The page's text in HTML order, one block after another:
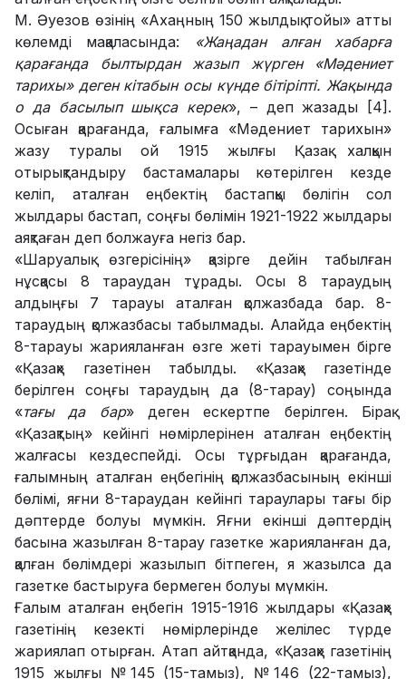
М. Әуезов өзінің «Ахаңның 150 жылдық тойы» атты
көлемді мақаласында:
«Жаңадан алған хабарға
қарағанда былтырдан жазып жүрген «Мәдениет
тарихы» деген кітабын осы күнде бітіріпті. Жақында
о да басылып шық­са керек», – деп жазады [4].
Осыған қарағанда, ғалымға «Мәдениет тарихын»
жазу туралы ой 1915 жылғы Қазақ халқын
отырықтандыру бастамалары көтерілген кезде
келіп, аталған еңбектің бастапқы бөлігін сол
жылдары бастап, соңғы бөлімін 1921-1922 жылдары
аяқтаған деп болжауға негіз бар.
«Шаруалық өзгерісінің» қазірге дейін табылған
нұсқасы 8 тараудан тұрады. Осы 8 тараудың
алдыңғы 7 тарауы аталған қолжазбада бар. 8-
тараудың қолжазбасы табылмады. Алайда еңбектің
8-тарауы жарияланған өзге жеті тарауымен бірге
«Қазақ» газетінен табылды. «Қазақ» газетінде
берілген соңғы тараудың да (8-тарау) соңында
«тағы да бар» деген ескертпе берілген. Бірақ
«Қазақтың» кейінгі нөмірлерінен аталған еңбектің
жалғасы кездеспейді. Осы тұрғыдан қарағанда,
ғалымның аталған еңбегінің қолжазбасының екінші
бөлімі, яғни 8-тараудан кейінгі тараулары тағы бір
дәптерде болуы мүмкін. Яғни екінші дәптердің
басына жазылған 8-тарау газетке жарияланған да,
қалған бөлімдері жазылып бітпеген, я жазылса да
газетке бастыруға бермеген болуы мүмкін.
Ғалым аталған еңбегін 1915-1916 жылдары «Қазақ»
газетінің кезекті нөмірлерінде желілес түрде
жариялап отырған. Атап айтқанда, «Қазақ» газетінің
1915 жылғы №145 (15-тамыз), №146 (22-тамыз),